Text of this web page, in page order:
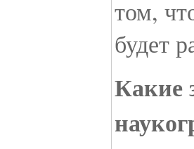
том,
будет
Какие